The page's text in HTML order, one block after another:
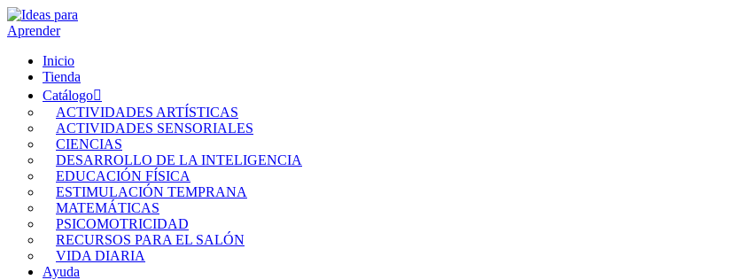
Inicio
Tienda
Catálogo
ACTIVIDADES ARTÍSTICAS
ACTIVIDADES SENSORIALES
CIENCIAS
DESARROLLO DE LA INTELIGENCIA
EDUCACIÓN FÍSICA
ESTIMULACIÓN TEMPRANA
MATEMÁTICAS
PSICOMOTRICIDAD
RECURSOS PARA EL SALÓN
VIDA DIARIA
Ayuda